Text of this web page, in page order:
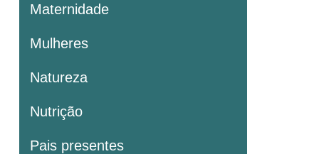
Maternidade
Mulheres
Natureza
Nutrição
Pais presentes